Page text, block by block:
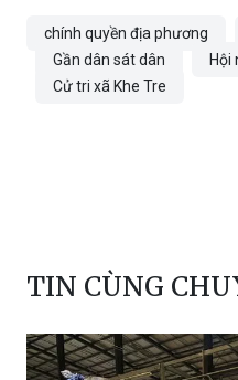
chính quyền địa phương
Gần dân sát dân
Hội
Cử tri xã Khe Tre
TIN CÙNG